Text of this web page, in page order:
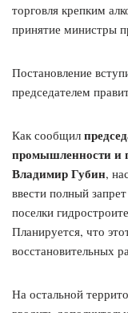
торговля крепким
принятие министры
Постановление
председателем
Как сообщил
промышленности и
Владимир Губин,
ввести полный
поселки
Планируется, что
восстановительных
На остальной